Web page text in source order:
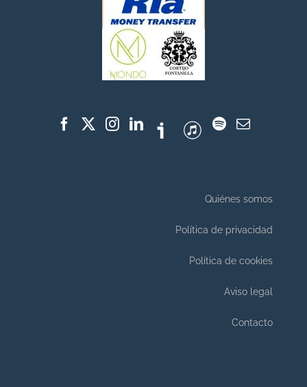
Quiénes somos
Política de privacidad
Política de cookies
Aviso legal
Contacto